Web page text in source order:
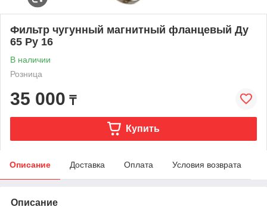
Фильтр чугунный магнитный фланцевый Ду
65 Ру 16
В наличии
Розница
35 000 ₸
Купить
Описание Доставка Оплата Условия возврата
Описание